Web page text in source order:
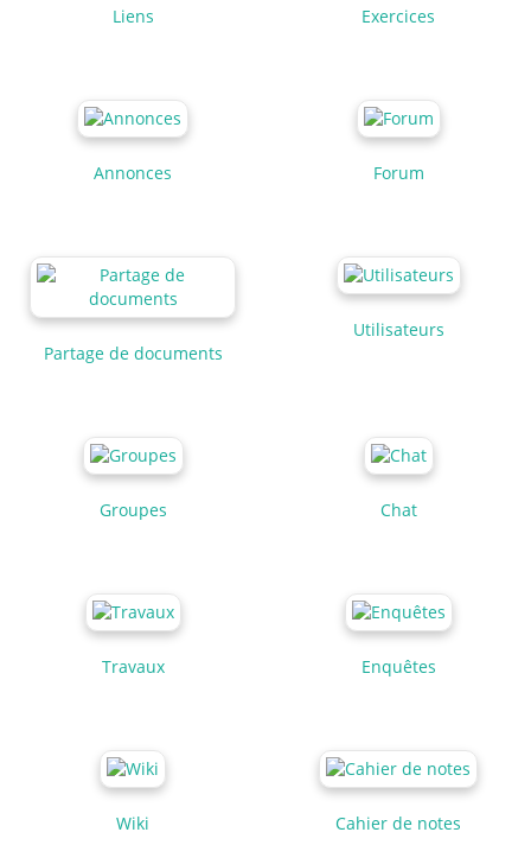
Liens Exercices
Annonces Forum
Partage de documents
Utilisateurs
Groupes Chat
Travaux Enquêtes
Wiki Cahier de notes